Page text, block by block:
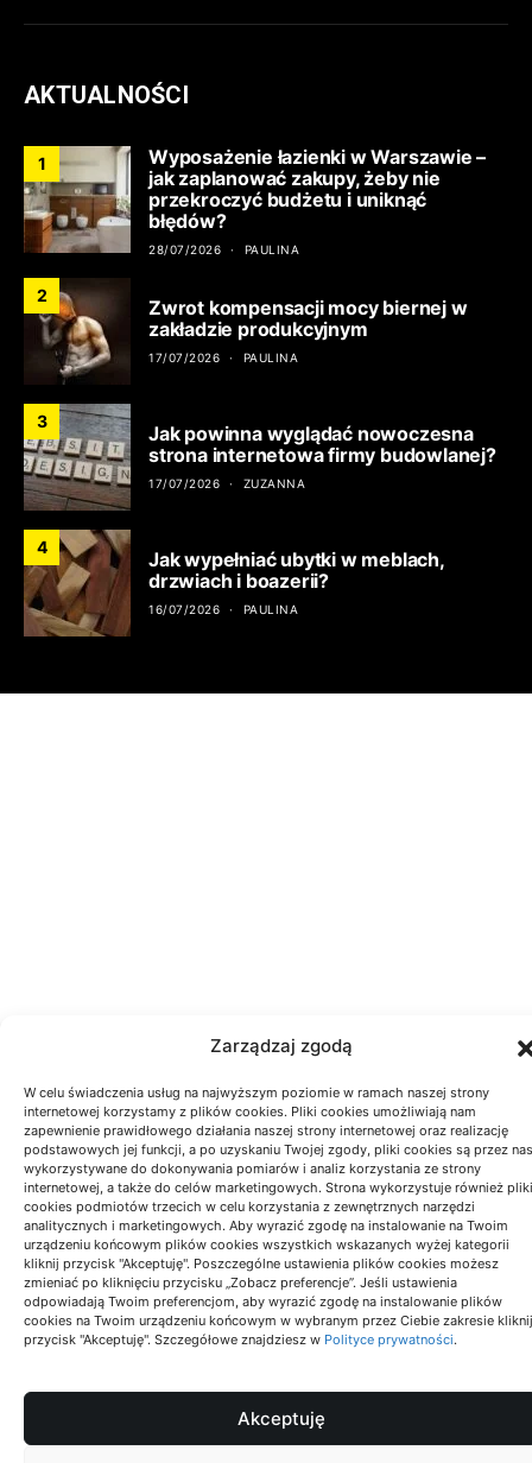
Zarządzaj zgodą
W celu świadczenia usług na najwyższym poziomie w ramach naszej strony
internetowej korzystamy z plików cookies. Pliki cookies umożliwiają nam
zapewnienie prawidłowego działania naszej strony internetowej oraz realizację
podstawowych jej funkcji, a po uzyskaniu Twojej zgody, pliki cookies są przez nas
wykorzystywane do dokonywania pomiarów i analiz korzystania ze strony
internetowej, a także do celów marketingowych. Strona wykorzystuje również pliki
cookies podmiotów trzecich w celu korzystania z zewnętrznych narzędzi
analitycznych i marketingowych. Aby wyrazić zgodę na instalowanie na Twoim
urządzeniu końcowym plików cookies wszystkich wskazanych wyżej kategorii
kliknij przycisk "Akceptuję". Poszczególne ustawienia plików cookies możesz
zmieniać po kliknięciu przycisku „Zobacz preferencje”. Jeśli ustawienia
odpowiadają Twoim preferencjom, aby wyrazić zgodę na instalowanie plików
cookies na Twoim urządzeniu końcowym w wybranym przez Ciebie zakresie kliknij
przycisk "Akceptuję". Szczegółowe znajdziesz w Polityce prywatności.
Akceptuję
AKTUALNOŚCI
1
Wyposażenie łazienki w Warszawie –
jak zaplanować zakupy, żeby nie
przekroczyć budżetu i uniknąć
błędów?
28/07/2026 PAULINA
2
Zwrot kompensacji mocy biernej w
zakładzie produkcyjnym
17/07/2026 PAULINA
3
Jak powinna wyglądać nowoczesna
strona internetowa firmy budowlanej?
17/07/2026 ZUZANNA
4
Jak wypełniać ubytki w meblach,
drzwiach i boazerii?
16/07/2026 PAULINA